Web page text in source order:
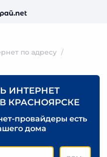
по адресу
ИНТЕРНЕТ
КРАСНОЯРСКЕ
провайдеры есть
дома